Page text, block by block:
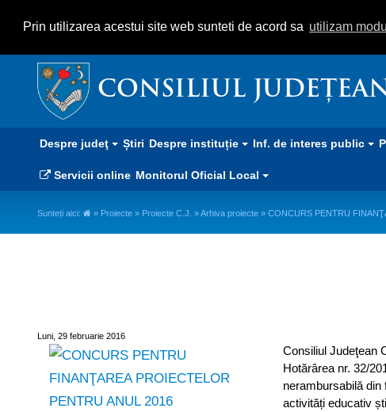
Prin utilizarea acestui site web sunteti de acord sa utilizam
CONSILIUL
Despre judeţ Știri Despre instituție Inf. de interes public
Servicii online Monitorul Oficial Local
Sunteți aici: » Proiecte » Proiecte C.J. »Arhiva proiecte » CONCURS PENTRU
Luni, 29 februarie 2016
Consiliul Judeţean
Hotărârea nr. 32/
nerambursabilă
activități educativ